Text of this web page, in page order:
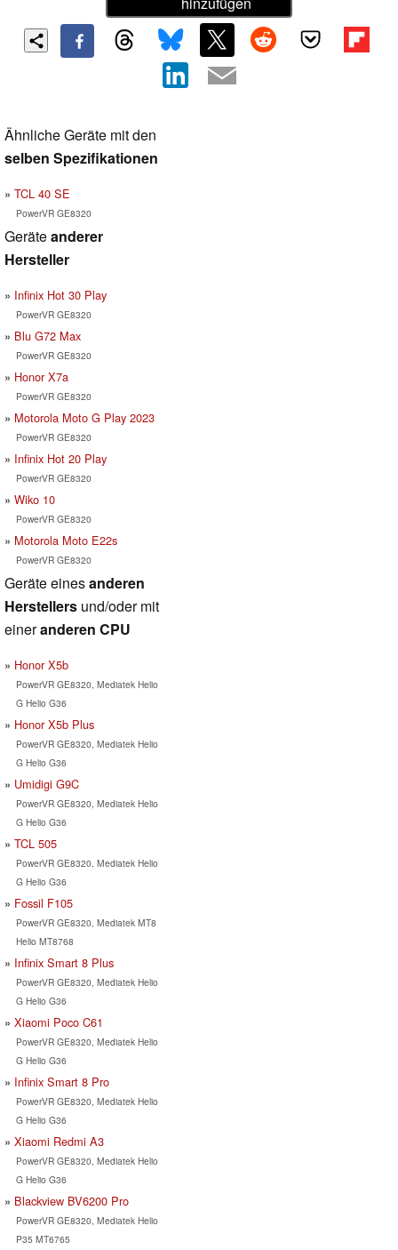
Ähnliche Geräte mit den
selben Spezifikationen
TCL 40 SE
PowerVR GE8320
Geräteanderer
Hersteller
Infinix Hot 30 Play
PowerVR GE8320
Blu G72 Max
PowerVR GE8320
Honor X7a
PowerVR GE8320
Motorola Moto G Play 2023
PowerVR GE8320
Infinix Hot 20 Play
PowerVR GE8320
Wiko 10
PowerVR GE8320
Motorola Moto E22s
PowerVR GE8320
Geräte einesanderen
Herstellers und/oder mit
eineranderen CPU
Honor X5b
PowerVR GE8320, Mediatek Helio
G Helio G36
Honor X5b Plus
PowerVR GE8320, Mediatek Helio
G Helio G36
Umidigi G9C
PowerVR GE8320, Mediatek Helio
G Helio G36
TCL 505
PowerVR GE8320, Mediatek Helio
G Helio G36
Fossil F105
PowerVR GE8320, Mediatek MT8
Helio MT8768
Infinix Smart 8 Plus
PowerVR GE8320, Mediatek Helio
G Helio G36
Xiaomi Poco C61
PowerVR GE8320, Mediatek Helio
G Helio G36
Infinix Smart 8 Pro
PowerVR GE8320, Mediatek Helio
G Helio G36
Xiaomi Redmi A3
PowerVR GE8320, Mediatek Helio
G Helio G36
Blackview BV6200 Pro
PowerVR GE8320, Mediatek Helio
P35 MT6765